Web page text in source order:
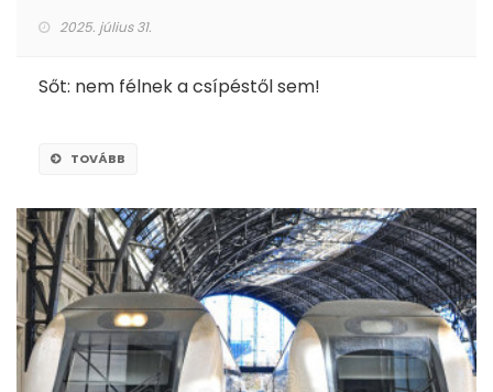
2025. július 31.
Sőt: nem félnek a csípéstől sem!
TOVÁBB